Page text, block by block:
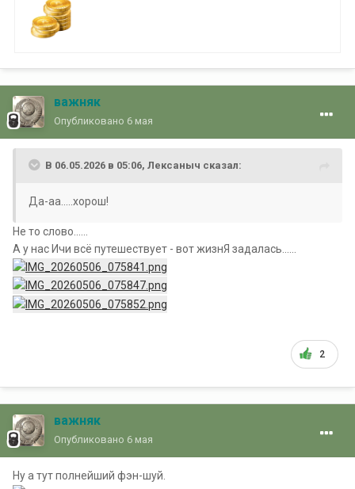
важняк
Опубликовано 6 мая
В 06.05.2026 в 05:06, Лексаныч сказал:
Да-аа.....хорош!
Не то слово......
А у нас Ичи всё путешествует - вот жизнЯ задалась......
2
важняк
Опубликовано 6 мая
Ну а тут полнейший фэн-шуй.